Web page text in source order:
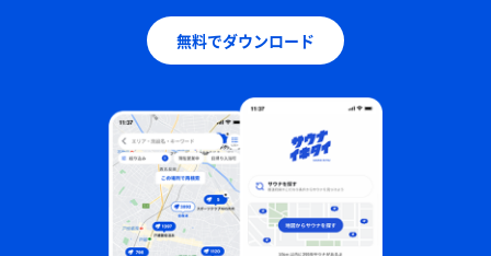
無料でダウンロード